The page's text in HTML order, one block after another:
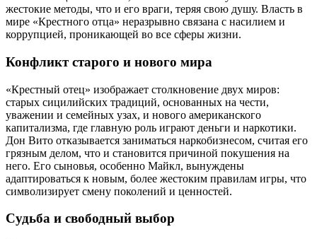
жестокие методы, что и его враги, теряя свою душу. Власть в
мире «Крестного отца» неразрывно связана с насилием и
коррупцией, проникающей во все сферы жизни.
Конфликт старого и нового мира
«Крестный отец» изображает столкновение двух миров:
старых сицилийских традиций, основанных на чести,
уважении и семейных узах, и нового американского
капитализма, где главную роль играют деньги и наркотики.
Дон Вито отказывается заниматься наркобизнесом, считая его
грязным делом, что и становится причиной покушения на
него. Его сыновья, особенно Майкл, вынуждены
адаптироваться к новым, более жестоким правилам игры, что
символизирует смену поколений и ценностей.
Судьба и свободный выбор